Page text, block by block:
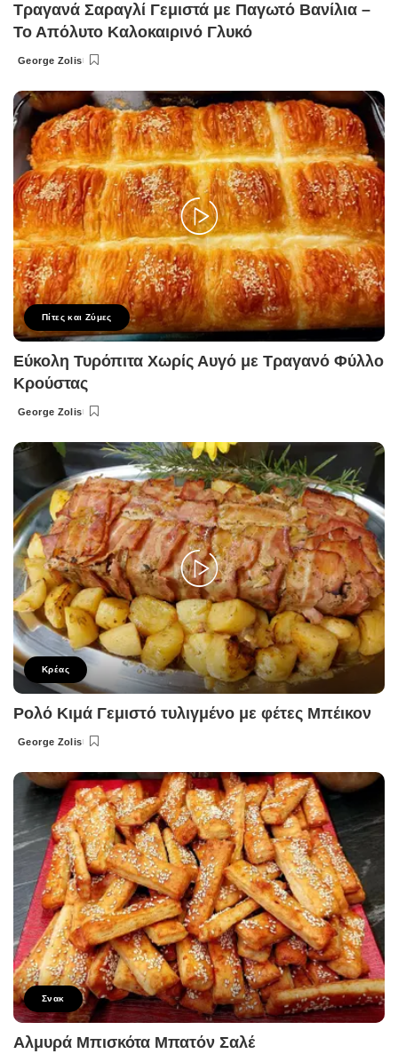
Τραγανά Σαραγλί Γεμιστά με Παγωτό Βανίλια –
Το Απόλυτο Καλοκαιρινό Γλυκό
Posted
George Zolis
Πίτες και Ζύμες
Εύκολη Τυρόπιτα Χωρίς Αυγό με Τραγανό Φύλλο
Κρούστας
Posted
George Zolis
Κρέας
Ρολό Κιμά Γεμιστό τυλιγμένο με φέτες Μπέικον
Posted
George Zolis
Σνακ
Αλμυρά Μπισκότα Μπατόν Σαλέ